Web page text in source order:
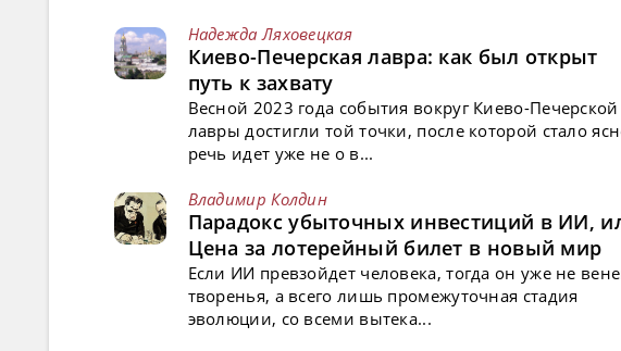
Надежда Ляховецкая
Киево-Печерская лавра: как был открыт
путь к захвату
Весной 2023 года события вокруг Киево-Печерской
лавры достигли той точки, после которой стало
речь идет уже не о в...
Владимир Колдин
Парадокс убыточных инвестиций в ИИ,
Цена за лотерейный билет в новый мир
Если ИИ превзойдет человека, тогда он уже не
творенья, а всего лишь промежуточная стадия
эволюции, со всеми вытека...